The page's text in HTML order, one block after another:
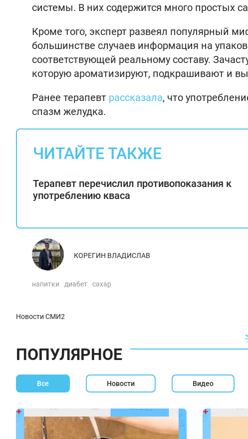
системы. В них содержится много простых
Кроме того, эксперт развеял популярный
большинстве случаев информация на
соответствующей реальному составу.
которую ароматизируют, подкрашивают и
Ранее терапевт рассказала, что
спазм желудка.
ЧИТАЙТЕ ТАКЖЕ
Терапевт перечислил противопоказания к
употреблению кваса
КОРЕГИН ВЛАДИСЛАВ
напитки диабет сахар
Новости СМИ2
ПОПУЛЯРНОЕ
Все Новости Видео